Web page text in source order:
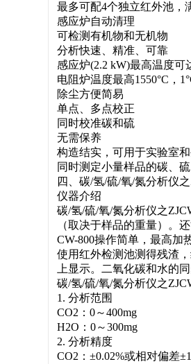
最多可配4个独立红外池，
感应炉自动清理
可检测有机物和无机物
分析快速、精准、可靠
感应炉(2.2 kW)最高温度可
电阻炉温度最高1550°C，
除尘方便简易
单点、多点校正
同时校准碳和硫
无需保养
构造结实，可用于实验室
同时测定小量样品的碳、硫
四、碳/氢/硫/氧/氮分析仪
仪器介绍
碳/氢/硫/氧/氮分析仪之
（取决于样品的重量）。
CW-800操作简单，最高加
使用红外检测池测得残渣
上显示。二氧化碳和水的
碳/氢/硫/氧/氮分析仪之
1. 分析范围
CO2：0～400mg
H2O：0～300mg
2. 分析精度
CO2：±0.02%或相对偏差